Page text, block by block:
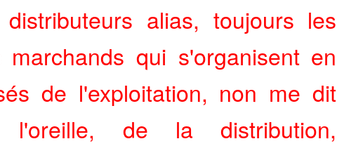
distributeurs alias, toujours les
marchands qui s'organisent en
de l'exploitation, non me dit
de la distribution,